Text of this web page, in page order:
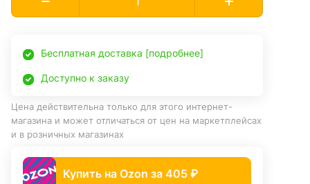
Бесплатная доставка [подробнее]
Доступно к заказу
Цена действительна только для этого интернет-
магазина и может отличаться от цен на маркетплейсах
и в розничных магазинах
Купить на Ozon за 405 ₽